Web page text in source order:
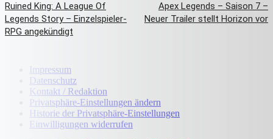
Ruined King: A League Of
Legends Story – Einzelspieler-
RPG angekündigt
Apex Legends – Saison 7 –
Neuer Trailer stellt Horizon vor
Impressum
Datenschutz
Kontakt / Redaktion
Privatsphäre-Einstellungen ändern
Historie der Privatsphäre-Einstellungen
Einwilligungen widerrufen